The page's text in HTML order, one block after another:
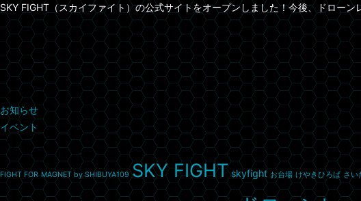
SKY FIGHT（スカイファイト）の公式サイトをオープンしました！今後、ドロー
カテゴリー
お知らせ
イベント
タグ
FIGHT FOR MAGNET by SHIBUYA109 SKY FIGHT skyfight お台場 けやきひろば さい